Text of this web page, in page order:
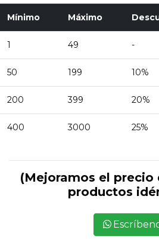
Mínimo Máximo
1 49 -
50 199 10%
200 399 20%
400 3000 25%
(Mejoramos el precio
productos